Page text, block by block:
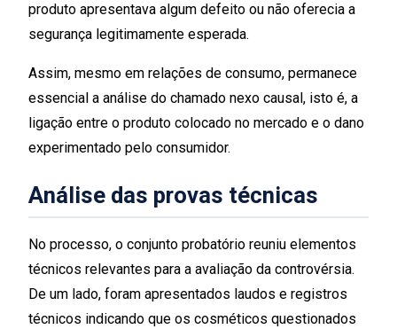
produto apresentava algum defeito ou não oferecia a
segurança legitimamente esperada.
Assim, mesmo em relações de consumo, permanece
essencial a análise do chamado nexo causal, isto é, a
ligação entre o produto colocado no mercado e o dano
experimentado pelo consumidor.
Análise das provas técnicas
No processo, o conjunto probatório reuniu elementos
técnicos relevantes para a avaliação da controvérsia.
De um lado, foram apresentados laudos e registros
técnicos indicando que os cosméticos questionados